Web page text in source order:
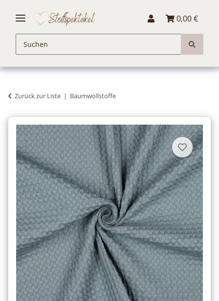
0,00 €
Zurück zur Liste Baumwollstoffe